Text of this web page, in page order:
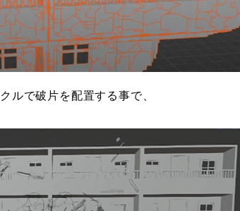
ルで破片を配置する事で、